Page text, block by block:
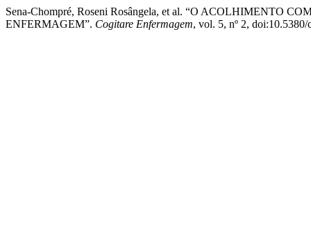
Sena-Chompré, Roseni Rosângela, et al. “O ACOLHIMENTO
ENFERMAGEM”. Cogitare Enfermagem, vol. 5, nº 2,